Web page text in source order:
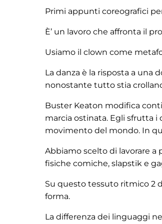
Primi appunti coreografici
È’ un lavoro che affronta il
Usiamo il clown come
La danza è la risposta a una
nonostante tutto stia
Buster Keaton modifica
marcia ostinata. Egli sfrutta i
movimento del mondo. In
Abbiamo scelto di lavorare a
fisiche comiche, slapstik e
Su questo tessuto ritmico 2
forma.
La differenza dei linguaggi